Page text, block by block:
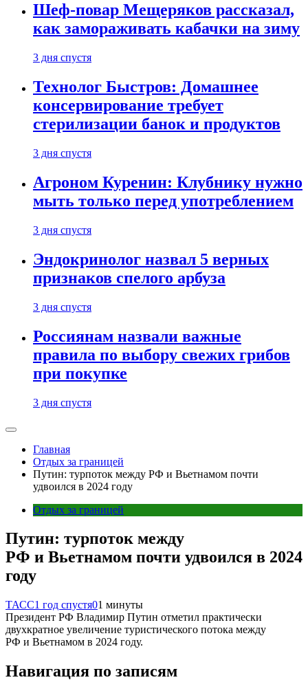
Шеф-повар Мещеряков рассказал,
как замораживать кабачки на зиму
3 дня спустя
Технолог Быстров: Домашнее
консервирование требует
стерилизации банок и продуктов
3 дня спустя
Агроном Куренин: Клубнику нужно
мыть только перед употреблением
3 дня спустя
Эндокринолог назвал 5 верных
признаков спелого арбуза
3 дня спустя
Россиянам назвали важные
правила по выбору свежих грибов
при покупке
3 дня спустя
Главная
Отдых за границей
Путин: турпоток между РФ и Вьетнамом почти
удвоился в 2024 году
Отдых за границей
Путин: турпоток между
РФ и Вьетнамом почти удвоился в 2024
году
ТАСС1 год спустя01 минуты
Президент РФ Владимир Путин отметил практически
двухкратное увеличение туристического потока между
РФ и Вьетнамом в 2024 году.
Навигация по записям